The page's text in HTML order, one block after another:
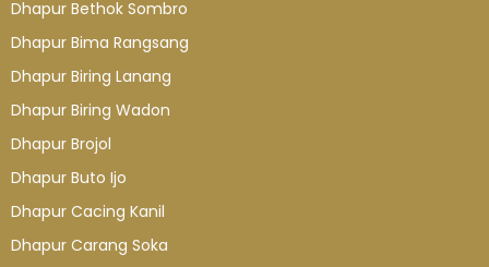
Dhapur Bethok Sombro
Dhapur Bima Rangsang
Dhapur Biring Lanang
Dhapur Biring Wadon
Dhapur Brojol
Dhapur Buto Ijo
Dhapur Cacing Kanil
Dhapur Carang Soka